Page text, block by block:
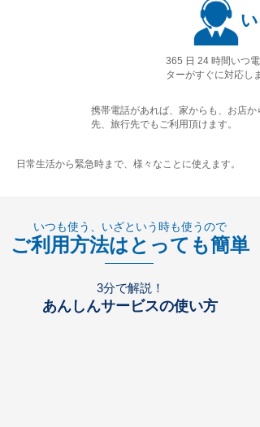
い
365 日 24 時間いつ
ターがすぐに対応し
携帯電話があれば、家からも、お店か
先、旅行先でもご利用頂けます。
日常生活から緊急時まで、様々なことに使えます。
いつも使う、いざという時も使うので
ご利用方法はとっても簡単
3分で解説！
あんしんサービスの使い方